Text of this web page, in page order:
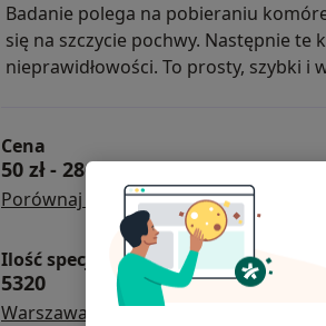
Badanie polega na pobieraniu
się na szczycie pochwy. Następnie
nieprawidłowości. To prosty, szybki i
Cena
50 zł- 280 zł
Porównaj lokalizacje
Ilość specjalistów i klinik
5320
Warszawa Kraków